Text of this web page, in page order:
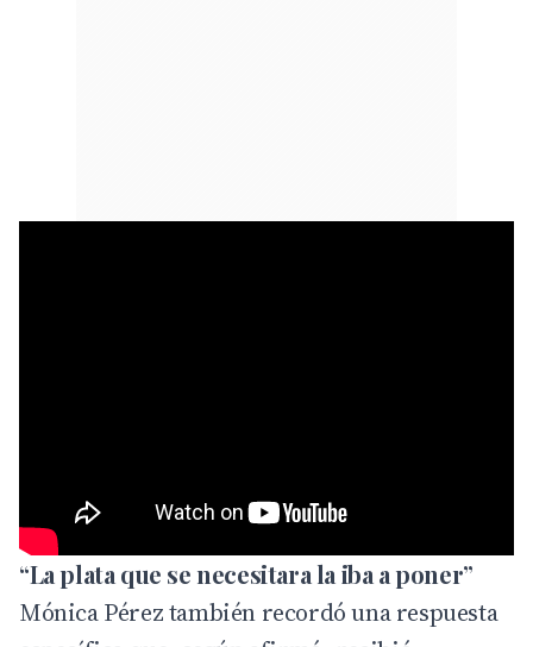
“La plata que se necesitara la iba a poner”
Mónica Pérez también recordó una respuesta